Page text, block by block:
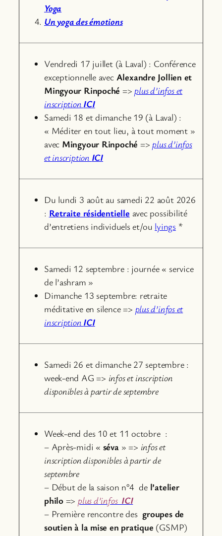
Yoga
Un yoga des émotions
Vendredi 17 juillet (à Laval) : Conférence
exceptionnelle avec Alexandre Jollien et
Mingyour Rinpoché =>plus d’infos et
inscription ICI
Samedi 18 et dimanche 19 (à Laval) :
« Méditer en tout lieu, à tout moment »
avec Mingyour Rinpoché =>plus d’infos
et inscription ICI
Du lundi 3 août au samedi 22 août 2026
: Retraite résidentielle avec possibilité
d’entretiens individuels et/ou lyings *
Samedi 12 septembre : journée « service
de l’ashram »
Dimanche 13 septembre: retraite
méditative en silence => plus d’infos et
inscription ICI
Samedi 26 et dimanche 27 septembre :
week-end AG => infos et inscription
disponibles à partir de septembre
Week-end des 10 et 11 octobre :
– Après-midi « séva» => infos et
inscription disponibles à partir de
septembre
– Début de la saison n°4 de l’atelier
philo=>plus d’infos ICI
– Première rencontre des groupes de
soutien à la mise en pratique (GSMP)